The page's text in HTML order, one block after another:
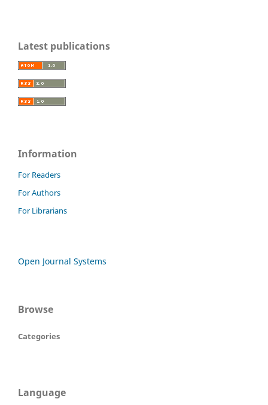
Latest publications
Information
For Readers
For Authors
For Librarians
Open Journal Systems
Browse
Categories
Language